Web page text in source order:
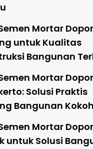
Mortar
untuk Kualitas
Bangunan
Mortar
Solusi Praktis
Bangunan Kokoh
Mortar
untuk Solusi